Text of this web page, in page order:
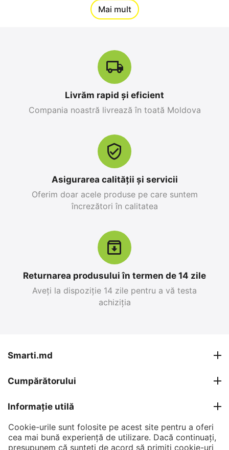
Apple iPhone 17 Pro
MDL
MDL -12%
-10%
Apple iPhone 17 Pro
în stoc
28 299 MDL -10%
în stoc
26 999MDL
30 799 MDL -12%
19%
Mai mult
Livrăm rapid și eficient
Compania noastră livrează în toată Moldova
Asigurarea calității și servicii
Oferim doar acele produse pe care suntem
încrezători în calitatea
Returnarea produsului în termen de 14 zile
Aveți la dispoziție 14 zile pentru a vă testa
achiziția
Smarti.md
Cumpărătorului
Informație utilă
Contul meu
Cookie-urile sunt folosite pe acest site pentru a oferi
cea mai bună experiență de utilizare. Dacă continuați,
presupunem că sunteți de acord să primiți cookie-uri